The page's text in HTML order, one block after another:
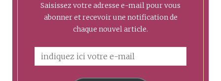
Saisissez votre adresse e-mail pour vous
abonner et recevoir une notification de
chaque nouvel article.